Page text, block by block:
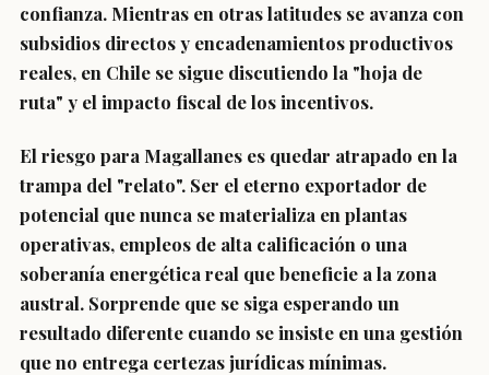
confianza. Mientras en otras latitudes se avanza con
subsidios directos y encadenamientos productivos
reales, en Chile se sigue discutiendo la "hoja de
ruta" y el impacto fiscal de los incentivos.
El riesgo para Magallanes es quedar atrapado en la
trampa del "relato". Ser el eterno exportador de
potencial que nunca se materializa en plantas
operativas, empleos de alta calificación o una
soberanía energética real que beneficie a la zona
austral. Sorprende que se siga esperando un
resultado diferente cuando se insiste en una gestión
que no entrega certezas jurídicas mínimas.